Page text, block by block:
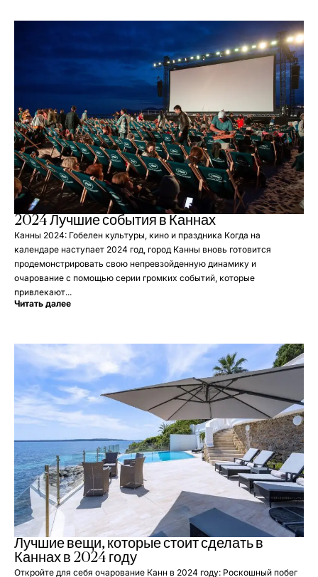
2024 Лучшие события в Каннах
Канны 2024: Гобелен культуры, кино и праздника Когда на
календаре наступает 2024 год, город Канны вновь готовится
продемонстрировать свою непревзойденную динамику и
очарование с помощью серии громких событий, которые
привлекают...
Читать далее
Лучшие вещи, которые стоит сделать в
Каннах в 2024 году
Откройте для себя очарование Канн в 2024 году: Роскошный побег